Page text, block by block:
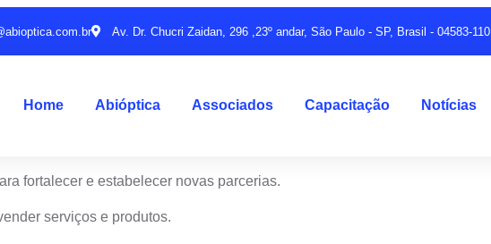
Av. Dr. Chucri Zaidan, 296 ,23º andar, São Paulo - SP, Brasil - 04583-110
Home Abióptica Associados Capacitação Notícias
fortalecer e estabelecer novas parcerias.
serviços e produtos.